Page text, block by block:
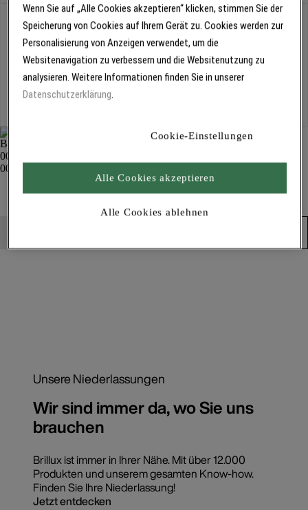
Abholung
Für Verfügbarkeiten bitte
Kostenlose Lieferung
Abbrennspachtel 1281
Entschichten und Vorbereiten
Unsere Niederlassungen
Wir sind immer da, wo Sie uns
brauchen
Brillux ist immer in Ihrer Nähe. Mit über 12.000
Produkten und unserem gesamten Know-how.
Finden Sie Ihre Niederlassung!
Jetzt entdecken
Wenn Sie auf „Alle Cookies akzeptieren“ klicken, stimmen Sie der
Speicherung von Cookies auf Ihrem Gerät zu. Cookies werden zur
Personalisierung von Anzeigen verwendet, um die
Websitenavigation zu verbessern und die Websitenutzung zu
analysieren. Weitere Informationen finden Sie in unserer
Datenschutzerklärung.
Cookie-Einstellungen
Alle Cookies ablehnen
Alle Cookies akzeptieren